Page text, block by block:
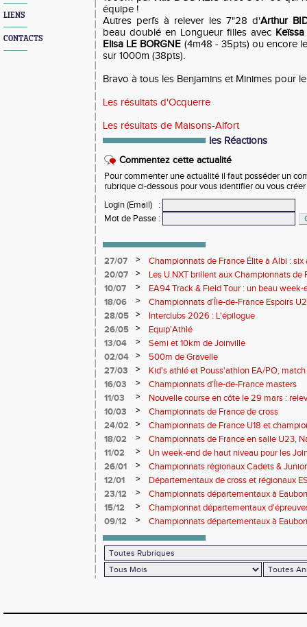
LIENS
CONTACTS
équipe !
Autres perfs à relever les 7"28 d'Arthur
beau doublé en Longueur filles avec Keïssa
Elisa LE BORGNE (4m48 - 35pts) ou encore
sur 1000m (38pts).
Bravo à tous les Benjamins et Minimes pour
Les résultats d'Ocquerre
Les résultats de Maisons-Alfort
les Réactions
Commentez cette actualité
Pour commenter une actualité il faut posséder un
rubrique ci-dessous pour vous identifier ou vous
Login (Email)
:
Mot de Passe :
27/07 >
Championnats de France Élite à Albi :
rendez-vous de l'élite nationale
20/07 >
Les U.NXT brillent aux Championnats de
une pluie de performances
10/07 >
EA94 Track & Field Tour : un beau
18/06
>
Championnats d’Île-de-France Espoirs
28/05
>
Interclubs 2026 : L'épilogue
26/05
>
Equip'Athlé
13/04
>
Semi et 10km de Joinville
02/04
>
500m de Gravelle
27/03
>
Kid's athlé et Pouss'athlon EA/PO,
championnat LIFA épreuves combinées
16/03 >
Championnats d’Île-de-France masters
11/03
>
Nouvelle course en côte le 29 mars :
10/03
>
Championnats de France de cross
24/02
>
Championnats de France U18 et
Lancers Long
18/02 >
Championnats de France en salle U23,
de cross-country
11/02 >
Un week-end de haut niveau pour les
26/01
>
Championnats régionaux Cadets &
performances avant le Meeting de Paris
12/01 >
Départementaux de cross et régionaux
23/12
>
Championnats départementaux à
15/12
>
Championnat départementaux
09/12
> Championnats départementaux à